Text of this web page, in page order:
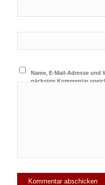
Name, E-Mail-Adresse und
nächsten Kommentar